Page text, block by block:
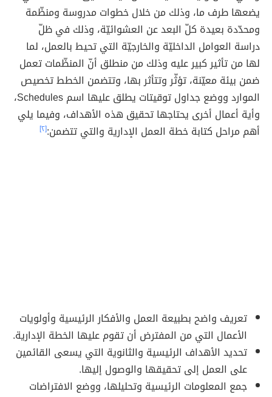
يضعها طرف ما، وذلك من خلال خطوات مدروسة ومنظّمة
ومحدّدة بعيدة كلّ البعد عن العشوائيّة، وذلك في ظلّ
دراسة العوامل الداخليّة والخارجيّة التي تحيط بالعمل، لما
لها من تأثير كبير عليه وذلك من منطلق أنّ المنظّمات تعمل
ضمن بيئة معيّنة، تؤثّر وتتأثر بها، وتتضمن الخطط تخصيص
الموارد ووضع جداول توقيتات يطلق عليها اسم Schedules،
وأية أعمال أخرى يحتاجها تحقيق هذه الأهداف، وفيما يلي
أهم مراحل كتابة خطة العمل الإدارية والتي تتضمن:[٢]
تعريف واضح بطبيعة العمل والأفكار الرئيسية وأولويات
الأعمال التي من المفترض أن تقوم عليها الخطة الإدارية.
تحديد الأهداف الرئيسية والثانوية التي يسعى القائمين
على العمل إلى تحقيقها والوصول إليها.
جمع المعلومات الرئيسية وتحليلها، ووضع الافتراضات